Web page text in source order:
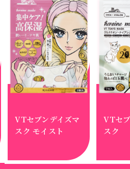
VTセブンデイズマ
スク モイスト​
VTセ
スク